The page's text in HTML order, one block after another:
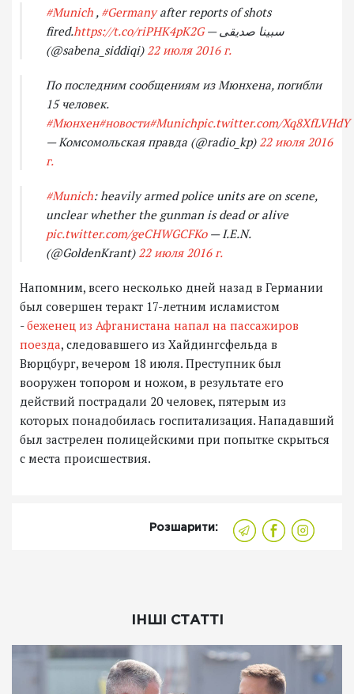
#Munich , #Germanyafter reports of shots
fired.https://t.co/riPHK4pK2G— سبینا صدیقی
(@sabena_siddiqi)22 июля 2016 г.
По последним сообщениям из Мюнхена, погибли
15 человек.
#Мюнхен#новости#Munichpic.twitter.com/Xq8XfLVHdY
— Комсомольская правда (@radio_kp)22 июля 2016
г.
#Munich: heavily armed police units are on scene,
unclear whether the gunman is dead or alive
pic.twitter.com/geCHWGCFKo— I.E.N.
(@GoldenKrant)22 июля 2016 г.
Напомним, всего несколько дней назад в Германии
был совершен теракт 17-летним исламистом
-беженец из Афганистана напал на пассажиров
поезда, следовавшего из Хайдингсфельда в
Вюрцбург, вечером 18 июля. Преступник был
вооружен топором и ножом, в результате его
действий пострадали 20 человек, пятерым из
которых понадобилась госпитализация. Нападавший
был застрелен полицейскими при попытке скрыться
с места происшествия.
Розшарити:
ІНШІ СТАТТІ